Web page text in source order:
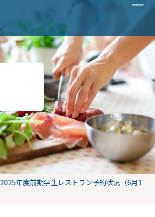
2025年度前期学生レストラン予約状況（6月1